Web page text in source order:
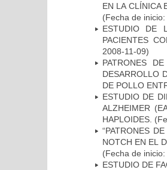
EN LA CLÍNICA
(Fecha de
ESTUDIO DE
PACIENTES
2008-11-09)
PATRONES
DESARROLLO
DE POLLO
ESTUDIO DE
ALZHEIMER
HAPLOIDES.
“PATRONES
NOTCH EN EL
(Fecha de
ESTUDIO DE